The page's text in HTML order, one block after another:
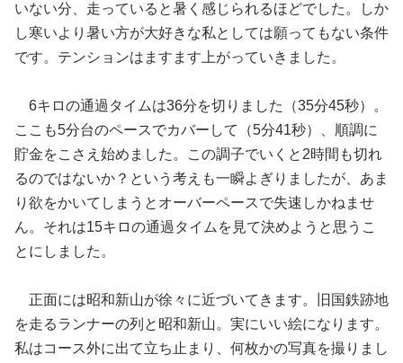
いない分、走っていると暑く感じられるほどでした。しか
し寒いより暑い方が大好きな私としては願ってもない条件
です。テンションはますます上がっていきました。
6キロの通過タイムは36分を切りました（35分45秒）。
ここも5分台のペースでカバーして（5分41秒）、順調に
貯金をこさえ始めました。この調子でいくと2時間も切れ
るのではないか？という考えも一瞬よぎりましたが、あま
り欲をかいてしまうとオーバーペースで失速しかねませ
ん。それは15キロの通過タイムを見て決めようと思うこ
とにしました。
正面には昭和新山が徐々に近づいてきます。旧国鉄跡地
を走るランナーの列と昭和新山。実にいい絵になります。
私はコース外に出て立ち止まり、何枚かの写真を撮りまし